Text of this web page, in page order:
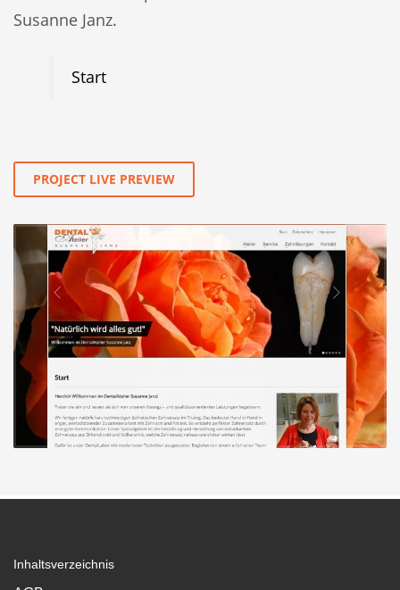
Susanne Janz.
Start
PROJECT LIVE PREVIEW
Inhaltsverzeichnis